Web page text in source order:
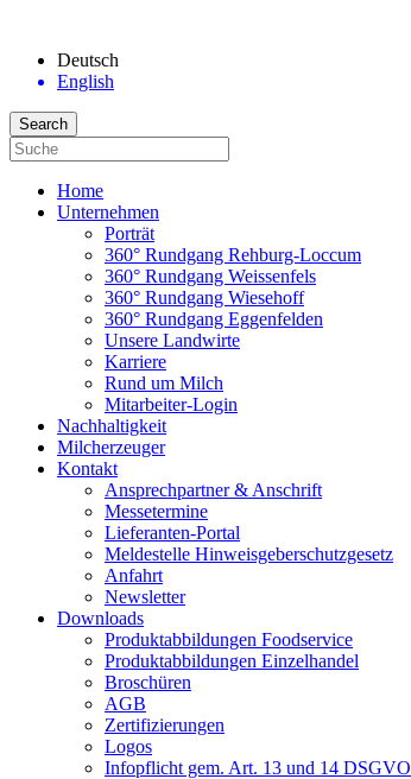
Deutsch
English
Home
Unternehmen
Porträt
360° Rundgang Rehburg-Loccum
360° Rundgang Weissenfels
360° Rundgang Wiesehoff
360° Rundgang Eggenfelden
Unsere Landwirte
Karriere
Rund um Milch
Mitarbeiter-Login
Nachhaltigkeit
Milcherzeuger
Kontakt
Ansprechpartner & Anschrift
Messetermine
Lieferanten-Portal
Meldestelle Hinweisgeberschutzgesetz
Anfahrt
Newsletter
Downloads
Produktabbildungen Foodservice
Produktabbildungen Einzelhandel
Broschüren
AGB
Zertifizierungen
Logos
Infopflicht gem. Art. 13 und 14 DSGVO